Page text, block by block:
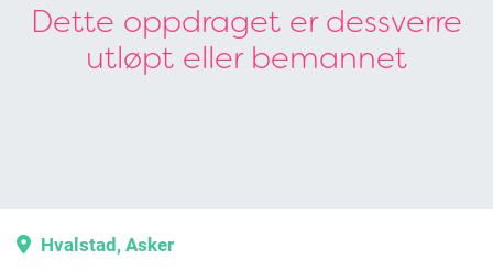
Dette oppdraget er dessverre
utløpt eller bemannet
Hvalstad, Asker